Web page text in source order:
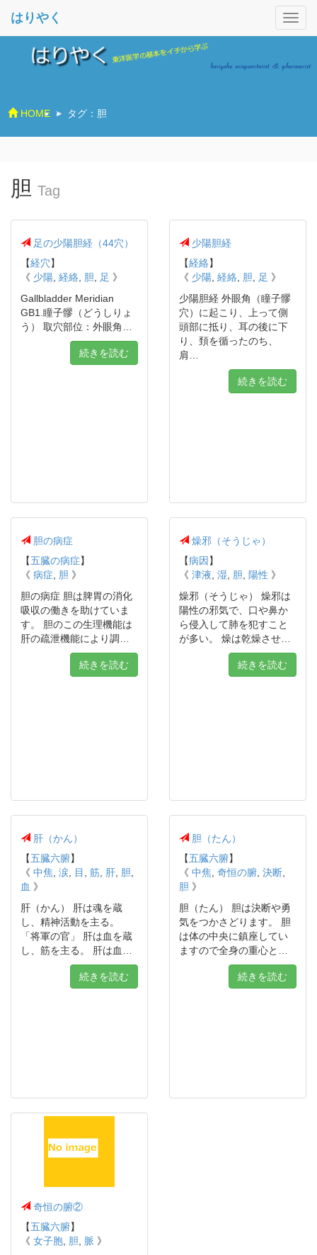
はりやく
HOME > タグ：胆
胆 Tag
足の少陽胆経（44穴）
【経穴】
《 少陽 経絡 胆 足 》
Gallbladder Meridian
GB1.瞳子髎（どうしりょ
う） 取穴部位：外眼角…
続きを読む
少陽胆経
【経絡】
《 少陽 経絡 胆 足 》
少陽胆経 外眼角（瞳子髎
穴）に起こり、上って側
頭部に抵り、耳の後に下
り、頚を循ったのち、
肩…
続きを読む
胆の病症
【五臓の病症】
《 病症 胆 》
胆の病症 胆は脾胃の消化
吸収の働きを助けていま
す。 胆のこの生理機能は
肝の疏泄機能により調…
続きを読む
燥邪（そうじゃ）
【病因 】
《 津液 湿 胆 陽性 》
燥邪（そうじゃ） 燥邪は
陽性の邪気で、口や鼻か
ら侵入して肺を犯すこと
が多い。 燥は乾燥させ…
続きを読む
肝（かん）
【五臓六腑】
《 中焦 涙 目 筋 肝 胆
血 》
肝（かん） 肝は魂を蔵
し、精神活動を主る。
「将軍の官」 肝は血を蔵
し、筋を主る。 肝は血…
続きを読む
胆（たん）
【五臓六腑】
《 中焦 奇恒の腑 決断
胆 》
胆（たん） 胆は決断や勇
気をつかさどります。 胆
は体の中央に鎮座してい
ますので全身の重心と…
続きを読む
奇恒の腑②
【五臓六腑】
《 女子胞 胆 脈 》